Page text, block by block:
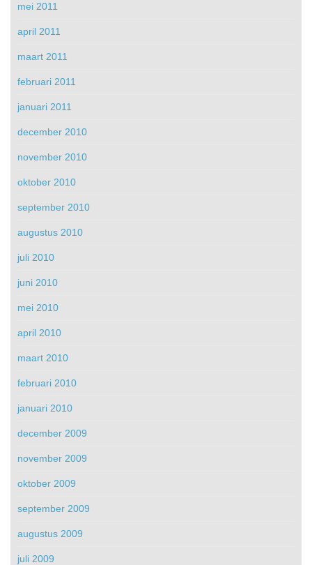
mei 2011
april 2011
maart 2011
februari 2011
januari 2011
december 2010
november 2010
oktober 2010
september 2010
augustus 2010
juli 2010
juni 2010
mei 2010
april 2010
maart 2010
februari 2010
januari 2010
december 2009
november 2009
oktober 2009
september 2009
augustus 2009
juli 2009